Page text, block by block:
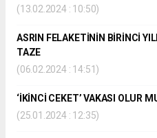
(13.02.2024 : 10:50)
ASRIN FELAKETİNİN BİRİNCİ
TAZE
(06.02.2024 : 14:51)
‘İKİNCİ CEKET’ VAKASI OLUR
(25.01.2024 : 12:35)